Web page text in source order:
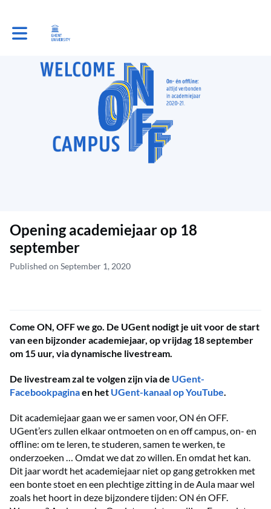
Toggle main navigation
Opening academiejaar op 18
september
Published on September 1, 2020
Come ON, OFF we go. De UGent nodigt je uit voor de start
van een bijzonder academiejaar, op vrijdag 18 september
om 15 uur, via dynamische livestream.
De livestream zal te volgen zijn via de UGent-
Facebookpaginaen het UGent-kanaal op YouTube.
Dit academiejaar gaan we er samen voor, ON én OFF.
UGent’ers zullen elkaar ontmoeten on en off campus, on- en
offline: om te leren, te studeren, samen te werken, te
onderzoeken … Omdat we dat zo willen. En omdat het kan.
Dit jaar wordt het academiejaar niet op gang getrokken met
een bonte stoet en een plechtige zitting in de Aula maar wel
zoals het hoort in deze bijzondere tijden: ON én OFF.